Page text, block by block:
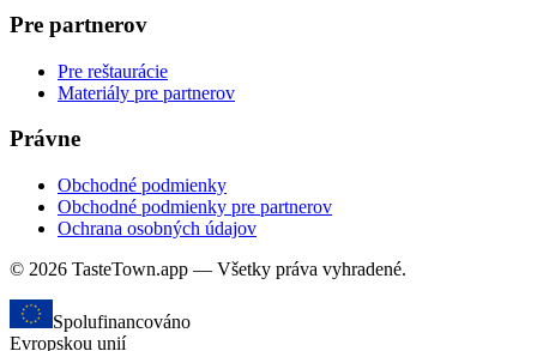
Pre partnerov
Pre reštaurácie
Materiály pre partnerov
Právne
Obchodné podmienky
Obchodné podmienky pre partnerov
Ochrana osobných údajov
© 2026 TasteTown.app — Všetky práva vyhradené.
Spolufinancováno
Evropskou unií